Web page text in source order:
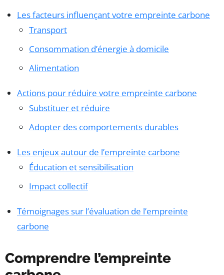
Les facteurs influençant votre empreinte carbone
Transport
Consommation d’énergie à domicile
Alimentation
Actions pour réduire votre empreinte carbone
Substituer et réduire
Adopter des comportements durables
Les enjeux autour de l’empreinte carbone
Éducation et sensibilisation
Impact collectif
Témoignages sur l’évaluation de l’empreinte
carbone
Comprendre l’empreinte